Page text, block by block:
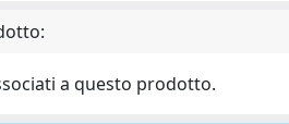
a questo prodotto.